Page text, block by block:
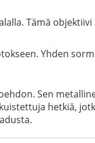
Tämä
Yhden
Sen
hetkiä,